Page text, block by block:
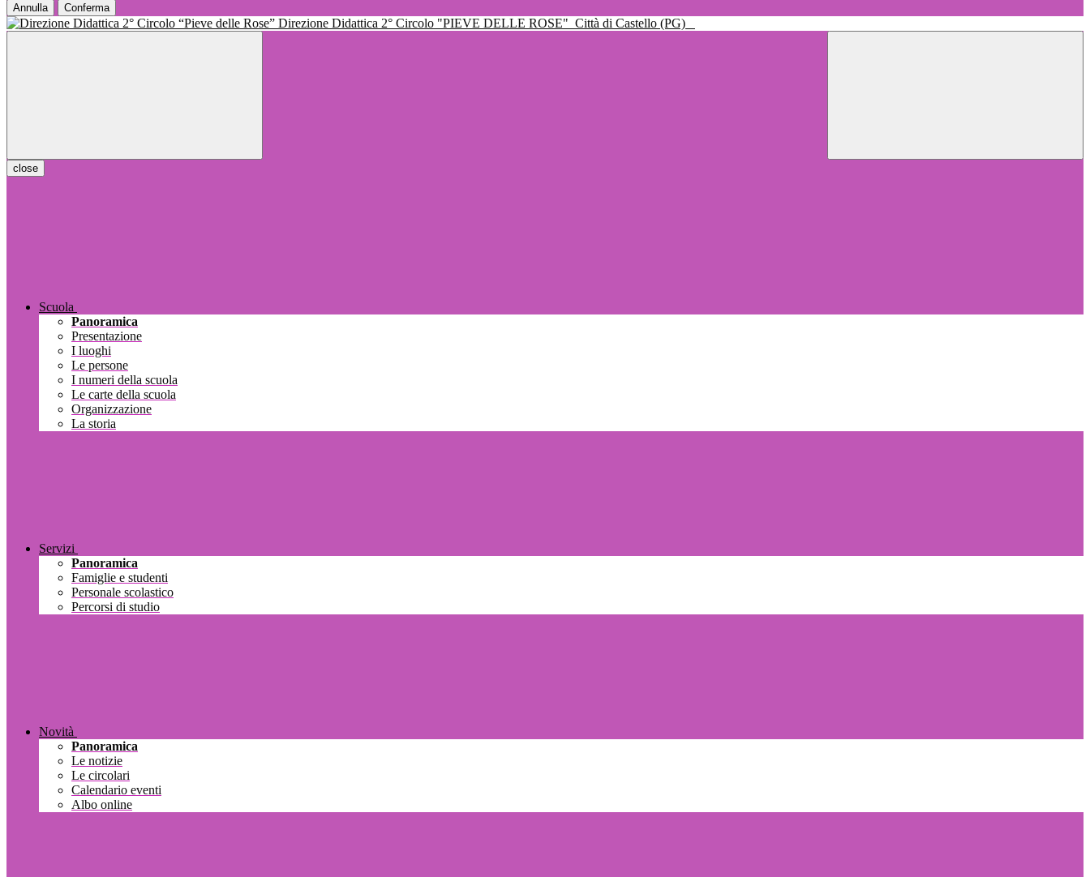
Annulla Conferma
Direzione Didattica 2° Circolo "PIEVE DELLE ROSE" Città di Castello (PG)
close
Scuola
Panoramica
Presentazione
I luoghi
Le persone
I numeri della scuola
Le carte della scuola
Organizzazione
La storia
Servizi
Panoramica
Famiglie e studenti
Personale scolastico
Percorsi di studio
Novità
Panoramica
Le notizie
Le circolari
Calendario eventi
Albo online